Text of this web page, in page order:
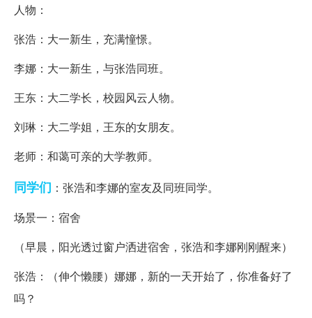
人物：
张浩：大一新生，充满憧憬。
李娜：大一新生，与张浩同班。
王东：大二学长，校园风云人物。
刘琳：大二学姐，王东的女朋友。
老师：和蔼可亲的大学教师。
同学们 ：张浩和李娜的室友及同班同学。
场景一：宿舍
（早晨，阳光透过窗户洒进宿舍，张浩和李娜刚刚醒来）
张浩：（伸个懒腰）娜娜，新的一天开始了，你准备好了
吗？